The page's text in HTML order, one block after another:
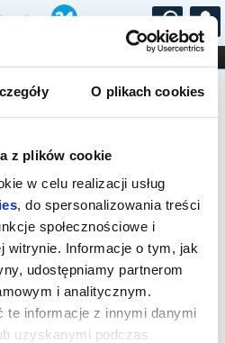
O plikach cookies
z plików cookie
w celu realizacji usług
, do spersonalizowania treści
społecznościowe i
witrynie. Informacje o tym, jak
udostępniamy partnerom
i analitycznym.
te informacje z innymi danymi
uzyskanymi podczas
...
BALET
STAND-UP
line na wydarzenie